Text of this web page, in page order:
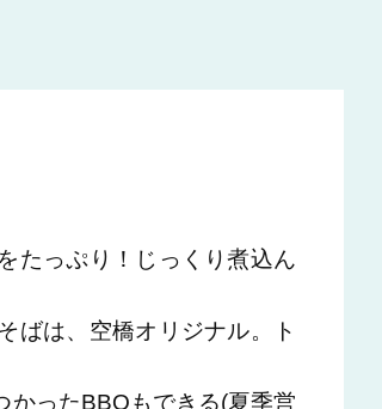
たっぷり！じっくり煮込ん
ばは、空橋オリジナル。ト
かったBBQもできる(夏季営